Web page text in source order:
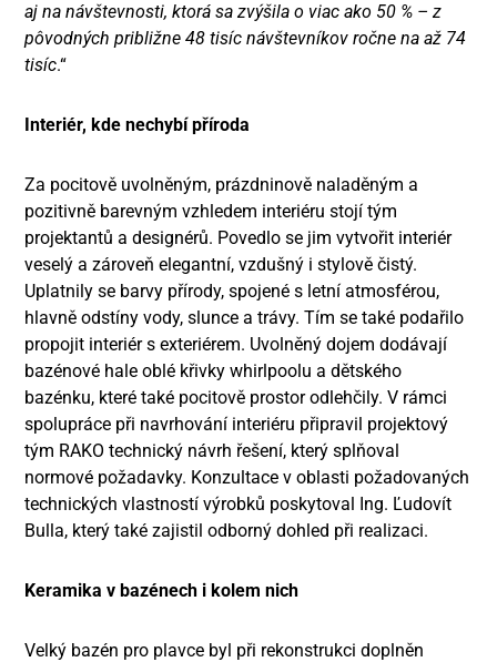
aj na návštevnosti, ktorá sa zvýšila o viac ako 50 % – z
pôvodných približne 48 tisíc návštevníkov ročne na až 74
tisíc.“
Interiér, kde nechybí příroda
Za pocitově uvolněným, prázdninově naladěným a
pozitivně barevným vzhledem interiéru stojí tým
projektantů a designérů. Povedlo se jim vytvořit interiér
veselý a zároveň elegantní, vzdušný i stylově čistý.
Uplatnily se barvy přírody, spojené s letní atmosférou,
hlavně odstíny vody, slunce a trávy. Tím se také podařilo
propojit interiér s exteriérem. Uvolněný dojem dodávají
bazénové hale oblé křivky whirlpoolu a dětského
bazénku, které také pocitově prostor odlehčily. V rámci
spolupráce při navrhování interiéru připravil projektový
tým RAKO technický návrh řešení, který splňoval
normové požadavky. Konzultace v oblasti požadovaných
technických vlastností výrobků poskytoval Ing. Ľudovít
Bulla, který také zajistil odborný dohled při realizaci.
Keramika v bazénech i kolem nich
Velký bazén pro plavce byl při rekonstrukci doplněn